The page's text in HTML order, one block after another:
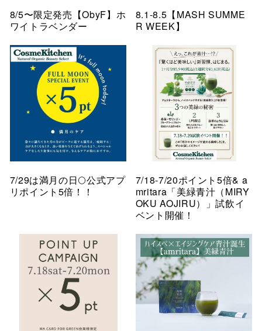
8/5〜限定発売【ObyF】ホ
ワイトラベンダー
8.1-8.5【MASH SUMME
R WEEK】
7/29は満月の日🌕公式アプ
リポイント5倍！！
7/18-7/20ポイント5倍& a
mritara「美緑青汁（MIRY
OKU AOJIRU）」試飲イ
ベント開催！